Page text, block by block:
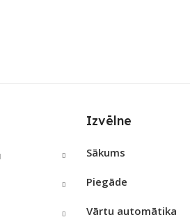
,
SKAITS
Izvēlne
Sākums
Piegāde
Vārtu automātika